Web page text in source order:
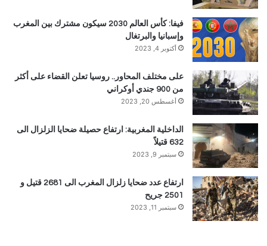
فيفا: كأس العالم 2030 سيكون مشترك بين المغرب
وإسبانيا والبرتغال
أكتوبر 4, 2023
على مختلف المحاور.. روسيا تعلن القضاء على أكثر
من 900 جندي أوكراني
أغسطس 20, 2023
الداخلية المغربية: ارتفاع حصيلة ضحايا الزلزال الى
632 قتيلاً
سبتمبر 9, 2023
ارتفاع عدد ضحايا زلزال المغرب الى 2681 قتيل و
2501 جريح
سبتمبر 11, 2023